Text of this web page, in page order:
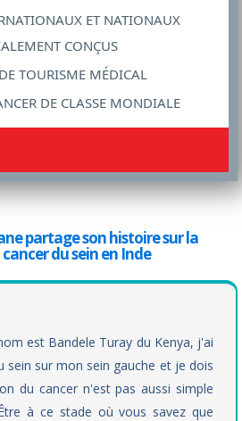
ET NATIONAUX
CONÇUS
TOURISME MÉDICAL
DE CLASSE MONDIALE
partage son histoire sur la
du sein en Inde
est Bandele Turay du Kenya, j'ai
sein sur mon sein gauche et je dois
du cancer n'est pas aussi simple
à ce stade où vous savez que